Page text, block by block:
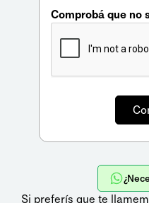
Comprobá que no
Si preferís que te